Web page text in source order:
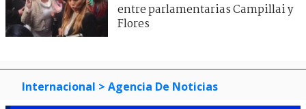
entre parlamentarias Campillai y
Flores
Internacional > Agencia De Noticias